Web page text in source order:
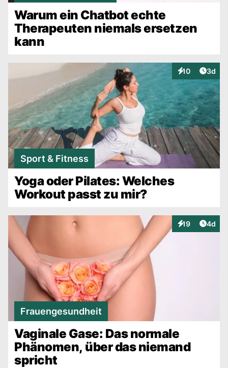
Warum ein Chatbot echte
Therapeuten niemals ersetzen
kann
10
Interaktionen
3d
Sport & Fitness
Yoga oder Pilates: Welches
Workout passt zu mir?
19
Interaktionen
4d
Frauengesundheit
Vaginale Gase: Das normale
Phänomen, über das niemand
spricht